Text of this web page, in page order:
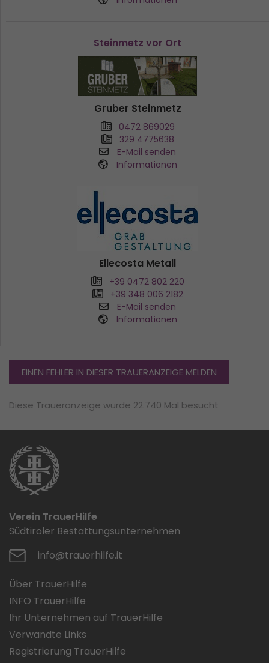
Steinmetz vor Ort
Gruber Steinmetz
0472 869029
329 4775638
E-Mail senden
Informationen
Ellecosta Metall
+39 0472 802 220
+39 348 006 2182
E-Mail senden
Informationen
EINEN FEHLER IN DIESER TRAUERANZEIGE MELDEN
Diese Traueranzeige wurde 22.740 Mal besucht
Verein TrauerHilfe
Südtiroler Bestattungsunternehmen
info@trauerhilfe.it
Über TrauerHilfe
INFO TrauerHilfe
Ihr Unternehmen auf TrauerHilfe
Verwandte Links
Registrierung TrauerHilfe